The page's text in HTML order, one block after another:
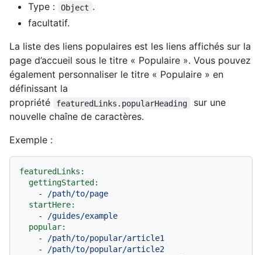
Type :
Object .
facultatif.
La liste des liens populaires est les liens affichés sur la
page d’accueil sous le titre « Populaire ». Vous pouvez
également personnaliser le titre « Populaire » en
définissant la
propriété
featuredLinks.popularHeading
sur une
nouvelle chaîne de caractères.
Exemple :
featuredLinks:
gettingStarted:
-
/path/to/page
startHere:
-
/guides/example
popular:
-
/path/to/popular/article1
-
/path/to/popular/article2